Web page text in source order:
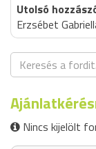
Erzsébet
Nincs kijelölt